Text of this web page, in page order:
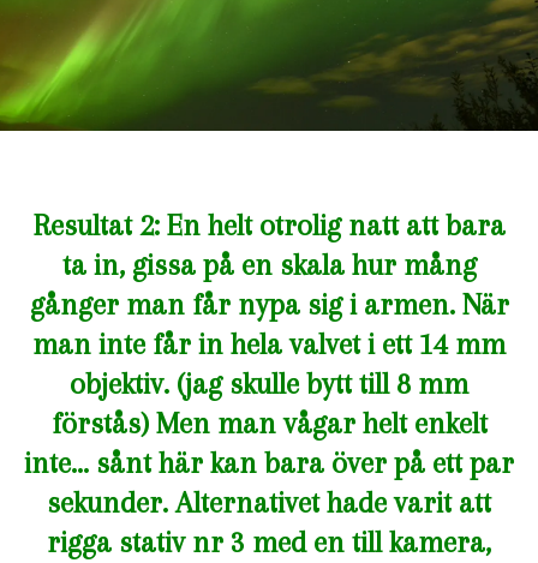
Resultat 2: En helt otrolig natt att bara
ta in, gissa på en skala hur mång
gånger man får nypa sig i armen. När
man inte får in hela valvet i ett 14 mm
objektiv. (jag skulle bytt till 8 mm
förstås) Men man vågar helt enkelt
inte… sånt här kan bara över på ett par
sekunder. Alternativet hade varit att
rigga stativ nr 3 med en till kamera,